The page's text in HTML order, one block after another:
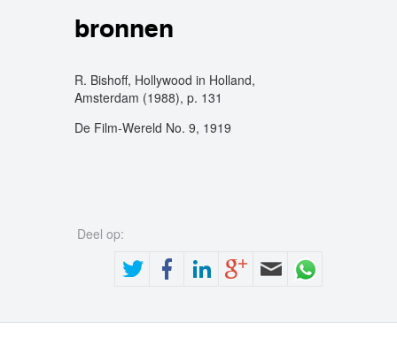
bronnen
R. Bishoff, Hollywood in Holland,
Amsterdam (1988), p. 131
De Film-Wereld No. 9, 1919
Deel op: